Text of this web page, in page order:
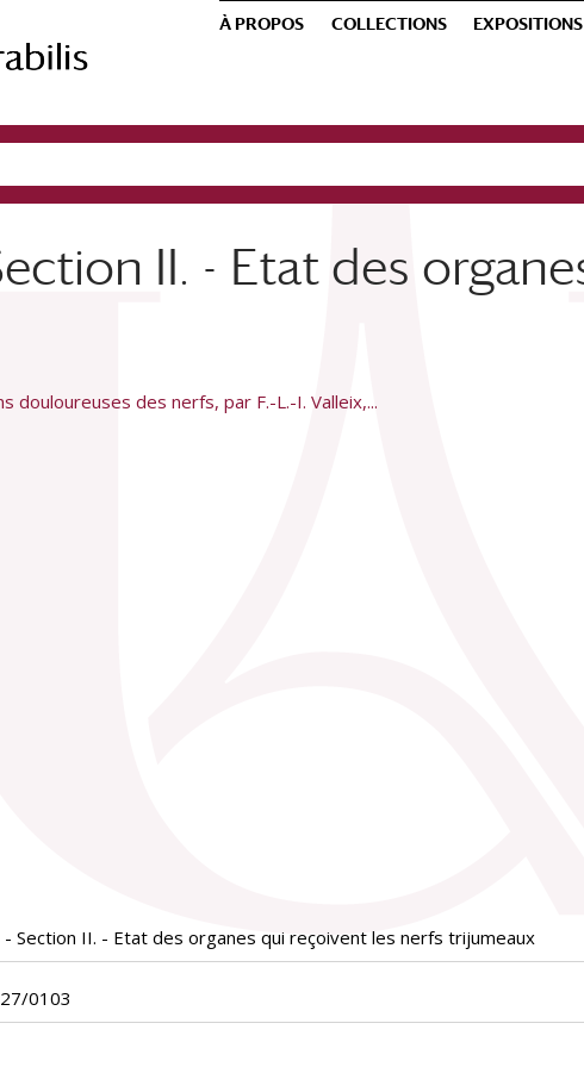
À PROPOS COLLECTIONS
II. - Etat des
douloureuses des nerfs, par F.-L.-I. Valleix,...
Section II. - Etat des organes qui reçoivent les nerfs trijumeaux
0103